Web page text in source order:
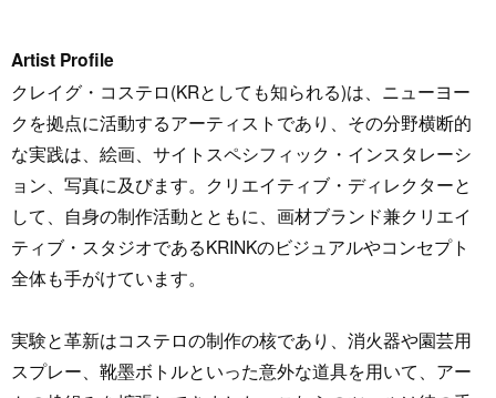
Artist Profile
クレイグ・コステロ(KRとしても知られる)は、ニューヨー
クを拠点に活動するアーティストであり、その分野横断的
な実践は、絵画、サイトスペシフィック・インスタレーシ
ョン、写真に及びます。クリエイティブ・ディレクターと
して、自身の制作活動とともに、画材ブランド兼クリエイ
ティブ・スタジオであるKRINKのビジュアルやコンセプト
全体も手がけています。
実験と革新はコステロの制作の核であり、消火器や園芸用
スプレー、靴墨ボトルといった意外な道具を用いて、アー